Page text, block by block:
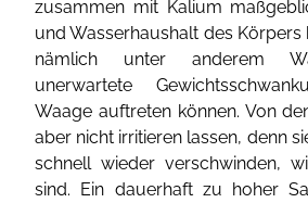
zusammen mit Kalium
und Wasserhaushalt des Körpers
nämlich unter anderem
unerwartete
Waage auftreten können. Von
aber nicht irritieren lassen, denn
schnell wieder verschwinden,
sind. Ein dauerhaft zu hoher